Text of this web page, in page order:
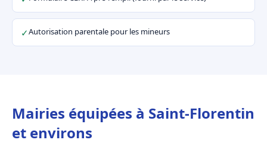
✓Autorisation parentale pour les mineurs
Mairies équipées à Saint-Florentin
et environs